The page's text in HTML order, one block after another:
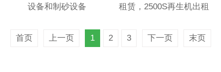
设备和制砂设备
租赁，2500S再生机出租
首页 上一页 1 2 3 下一页 末页